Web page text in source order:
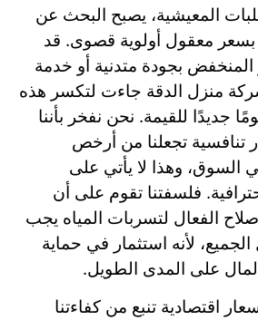
المعيشية، يصبح البحث عن
بسعر معقول أولوية قصوى. قد
بجودة متدنية أو خدمة
منزل الدقة جاءت لتكسر هذه
جديدًا للقيمة. نحن نفخر بأننا
تنافسية تجعلنا من أرخص
السوق، وهذا لا يأتي على
فلسفتنا تقوم على أن
الفعال لتسربات المياه يجب
لأنه استثمار في حماية
على المدى الطويل.
اقتصادية تنبع من كفاءتنا